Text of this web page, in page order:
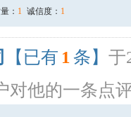
： 1 诚信度： 1
【已有 1 条】 于
对他的一条点